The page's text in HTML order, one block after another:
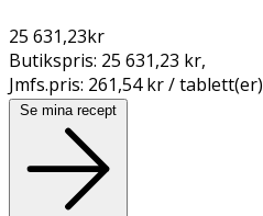
25 631,23kr
Butikspris: 25 631,23 kr,
Jmfs.pris: 261,54 kr / tablett(er)
Se mina recept